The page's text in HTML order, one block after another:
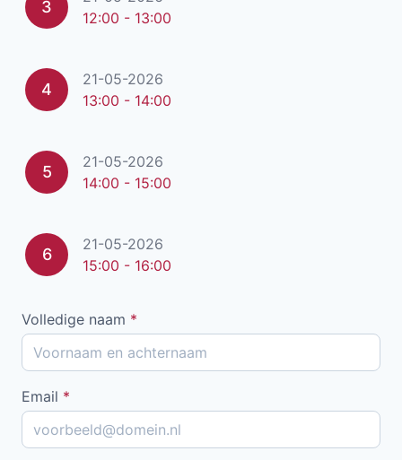
3
12:00 - 13:00
4
21-05-2026
13:00 - 14:00
5
21-05-2026
14:00 - 15:00
6
21-05-2026
15:00 - 16:00
Volledige naam *
Email *